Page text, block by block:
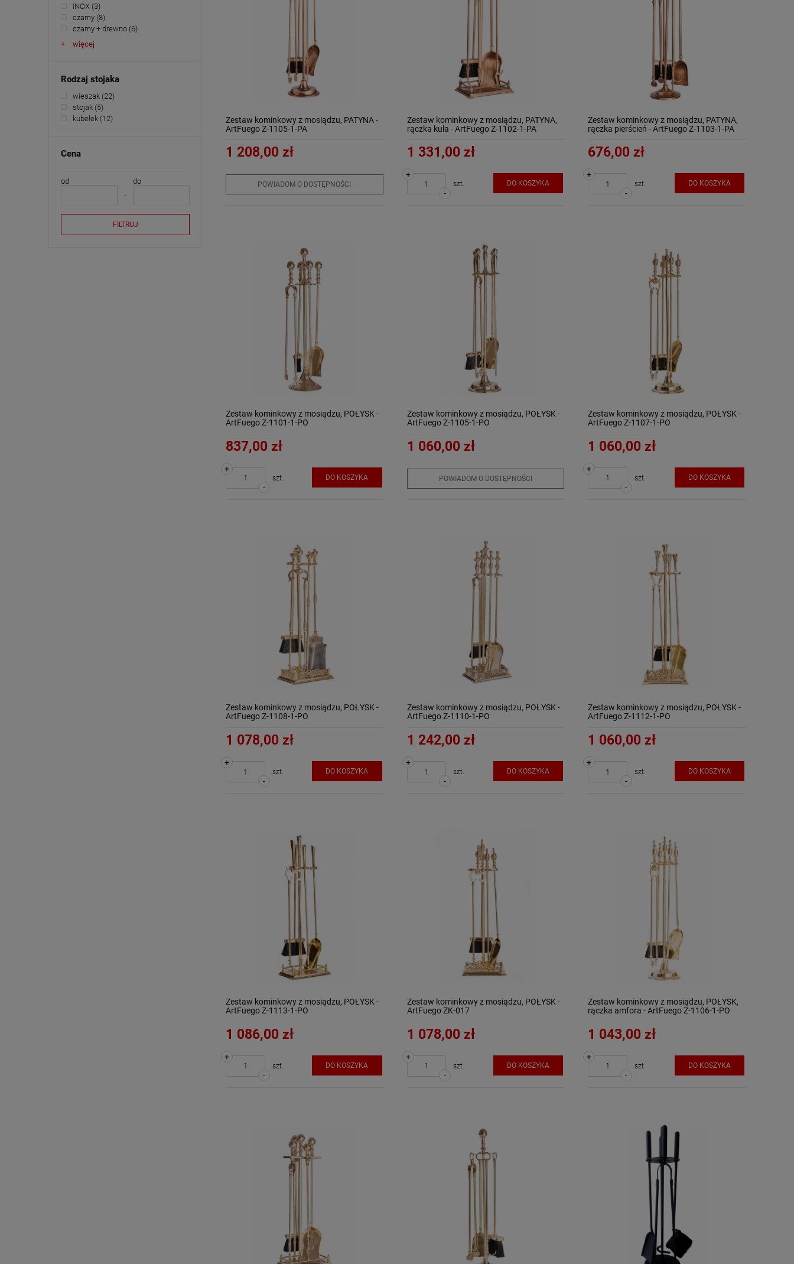
INOX (3)
czarny (8)
czarny + drewno (6)
więcej
Rodzaj stojaka
wieszak (22)
stojak (5)
kubełek (12)
Cena
od do
FILTRUJ
Zestaw kominkowy z mosiądzu, PATYNA -
ArtFuego Z-1105-1-PA
1 208,00 zł
POWIADOM O DOSTĘPNOŚCI
Zestaw kominkowy z mosiądzu, PATYNA,
rączka kula - ArtFuego Z-1102-1-PA
1 331,00 zł
-
+
szt. DO KOSZYKA
Zestaw kominkowy z mosiądzu, PATYNA,
rączka pierścień - ArtFuego Z-1103-1-PA
676,00 zł
-
+
szt. DO KOSZYKA
Zestaw kominkowy z mosiądzu, POŁYSK -
ArtFuego Z-1101-1-PO
837,00 zł
-
+
szt. DO KOSZYKA
Zestaw kominkowy z mosiądzu, POŁYSK -
ArtFuego Z-1105-1-PO
1 060,00 zł
POWIADOM O DOSTĘPNOŚCI
Zestaw kominkowy z mosiądzu, POŁYSK -
ArtFuego Z-1107-1-PO
1 060,00 zł
-
+
szt. DO KOSZYKA
Zestaw kominkowy z mosiądzu, POŁYSK -
ArtFuego Z-1108-1-PO
1 078,00 zł
-
+
szt. DO KOSZYKA
Zestaw kominkowy z mosiądzu, POŁYSK -
ArtFuego Z-1110-1-PO
1 242,00 zł
-
+
szt. DO KOSZYKA
Zestaw kominkowy z mosiądzu, POŁYSK -
ArtFuego Z-1112-1-PO
1 060,00 zł
-
+
szt. DO KOSZYKA
Zestaw kominkowy z mosiądzu, POŁYSK -
ArtFuego Z-1113-1-PO
1 086,00 zł
-
+
szt. DO KOSZYKA
Zestaw kominkowy z mosiądzu, POŁYSK -
ArtFuego ZK-017
1 078,00 zł
-
+
szt. DO KOSZYKA
Zestaw kominkowy z mosiądzu, POŁYSK,
rączka amfora - ArtFuego Z-1106-1-PO
1 043,00 zł
-
+
szt. DO KOSZYKA